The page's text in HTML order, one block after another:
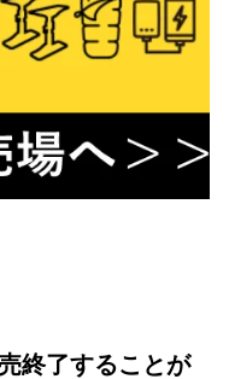
終了することが